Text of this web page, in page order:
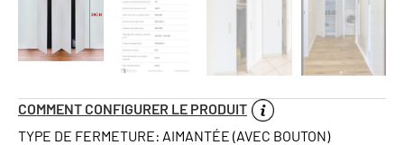
COMMENT CONFIGURER LE PRODUIT
TYPE DE FERMETURE: AIMANTÉE (AVEC BOUTON)